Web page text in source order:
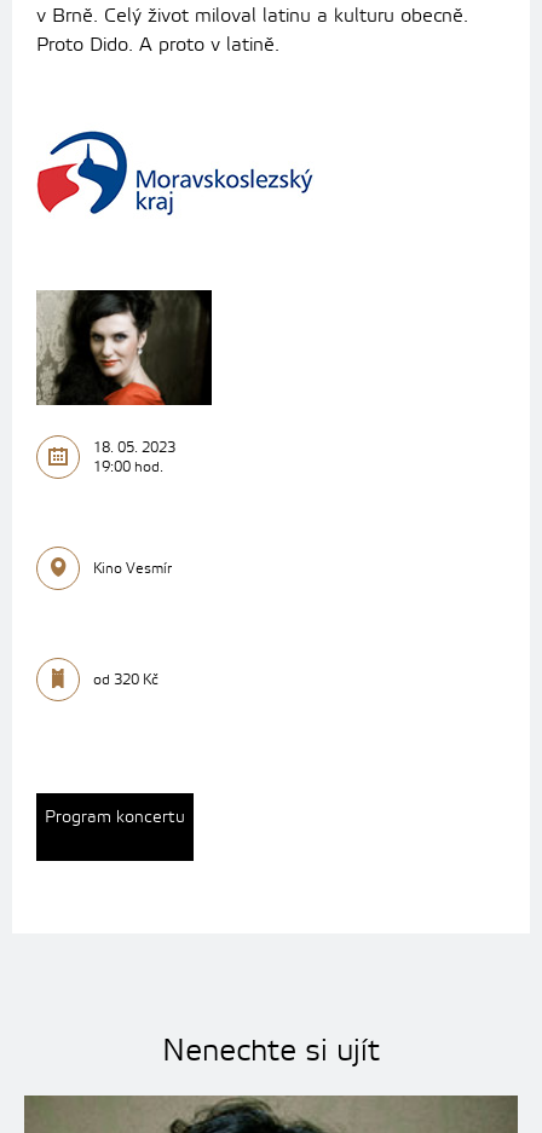
v Brně. Celý život miloval latinu a kulturu obecně.
Proto Dido. A proto v latině.
18. 05. 2023
19:00 hod.
Kino Vesmír
od 320 Kč
Program koncertu
Nenechte si ujít